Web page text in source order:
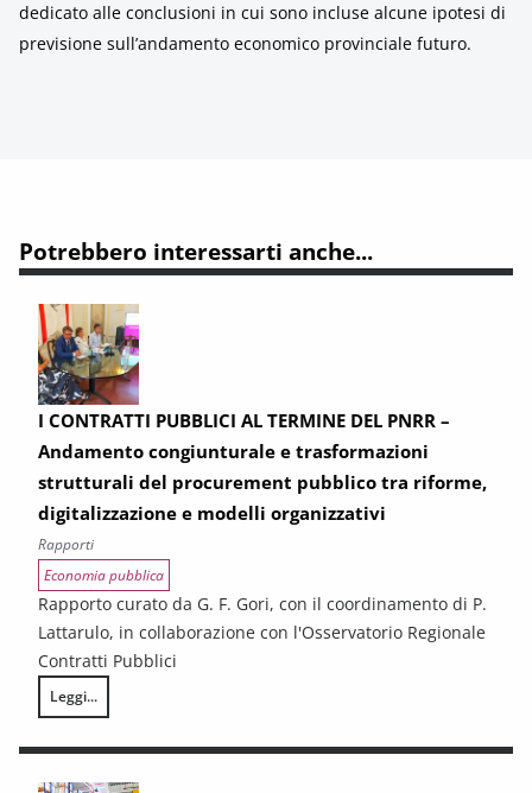
dedicato alle conclusioni in cui sono incluse alcune ipotesi di
previsione sull’andamento economico provinciale futuro.
Potrebbero interessarti anche...
I CONTRATTI PUBBLICI AL TERMINE DEL PNRR –
Andamento congiunturale e trasformazioni
strutturali del procurement pubblico tra riforme,
digitalizzazione e modelli organizzativi
Rapporti
Economia pubblica
Rapporto curato da G. F. Gori, con il coordinamento di P.
Lattarulo, in collaborazione con l'Osservatorio Regionale
Contratti Pubblici
Leggi...
I CONTRATTI PUBBLICI AL TERMINE DEL PNRR – Andamento